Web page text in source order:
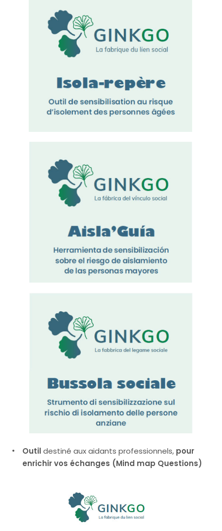
Outildestiné aux aidants professionnels, pour
enrichir vos échanges (Mind map Questions)